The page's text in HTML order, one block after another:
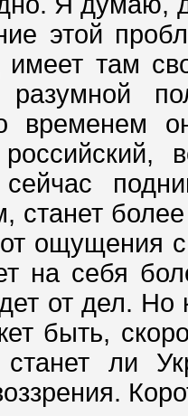
этой
имеет там
временем
станет
ощущения
на себя
от дел. Но
быть,
ли